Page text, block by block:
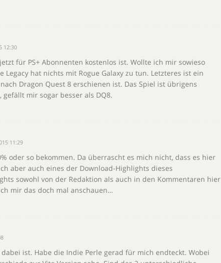
12:30
für PS+ Abonnenten kostenlos ist. Wollte ich mir sowieso
Legacy hat nichts mit Rogue Galaxy zu tun. Letzteres ist ein
nach Dragon Quest 8 erschienen ist. Das Spiel ist übrigens
mir sogar besser als DQ8.
11:29
oder so bekommen. Da überrascht es mich nicht, dass es hier
aber auch eines der Download-Highlights dieses
sowohl von der Redaktion als auch in den Kommentaren hier
mir das doch mal anschauen…
ist. Habe die Indie Perle gerad für mich endteckt. Wobei